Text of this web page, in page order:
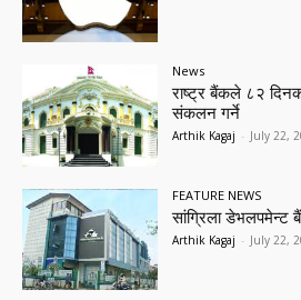
News
राष्ट्र बैंकले ८२
संकलन गर्ने
Arthik Kagaj - July 22,
FEATURE NEWS
सांग्रिला डेभलपमेन्ट
Arthik Kagaj - July 22,